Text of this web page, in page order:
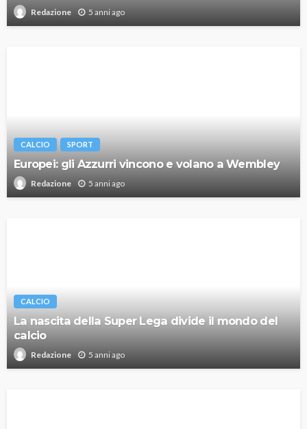
Redazione 5 anni ago
CALCIO SPORT
Europei: gli Azzurri vincono e volano a Wembley
Redazione 5 anni ago
CALCIO
La nascita della Super Lega divide il mondo del
calcio
Redazione 5 anni ago